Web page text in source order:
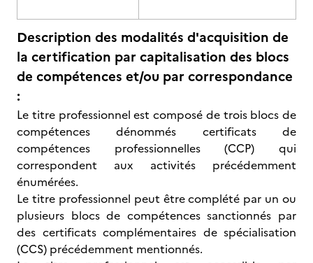
Description des modalités d'acquisition de
la certification par capitalisation des blocs
de compétences et/ou par correspondance
:
Le titre professionnel est composé de trois blocs de
compétences dénommés certificats de
compétences professionnelles (CCP) qui
correspondent aux activités précédemment
énumérées.
Le titre professionnel peut être complété par un ou
plusieurs blocs de compétences sanctionnés par
des certificats complémentaires de spécialisation
(CCS) précédemment mentionnés.